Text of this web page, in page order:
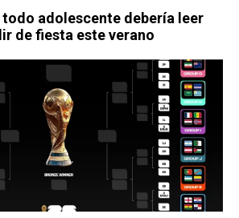
todo adolescente debería leer
de fiesta este verano